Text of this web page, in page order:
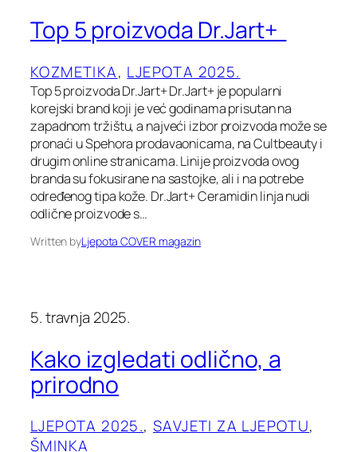
Top 5 proizvoda Dr.Jart+
KOZMETIKA, LJEPOTA 2025.
Top 5 proizvoda Dr.Jart+ Dr.Jart+ je popularni
korejski brand koji je već godinama prisutan na
zapadnom tržištu, a najveći izbor proizvoda može se
pronaći u Spehora prodavaonicama, na Cultbeauty i
drugim online stranicama. Linije proizvoda ovog
branda su fokusirane na sastojke, ali i na potrebe
određenog tipa kože. Dr.Jart+ Ceramidin linja nudi
odlične proizvode s…
Written byLjepota COVER magazin
5. travnja 2025.
Kako izgledati odlično, a
prirodno
LJEPOTA 2025., SAVJETI ZA LJEPOTU
ŠMINKA